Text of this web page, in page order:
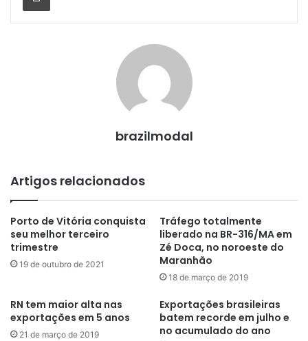
brazilmodal
Artigos relacionados
Porto de Vitória conquista
seu melhor terceiro
trimestre
19 de outubro de 2021
Tráfego totalmente
liberado na BR-316/MA em
Zé Doca, no noroeste do
Maranhão
18 de março de 2019
RN tem maior alta nas
exportações em 5 anos
21 de março de 2019
Exportações brasileiras
batem recorde em julho e
no acumulado do ano